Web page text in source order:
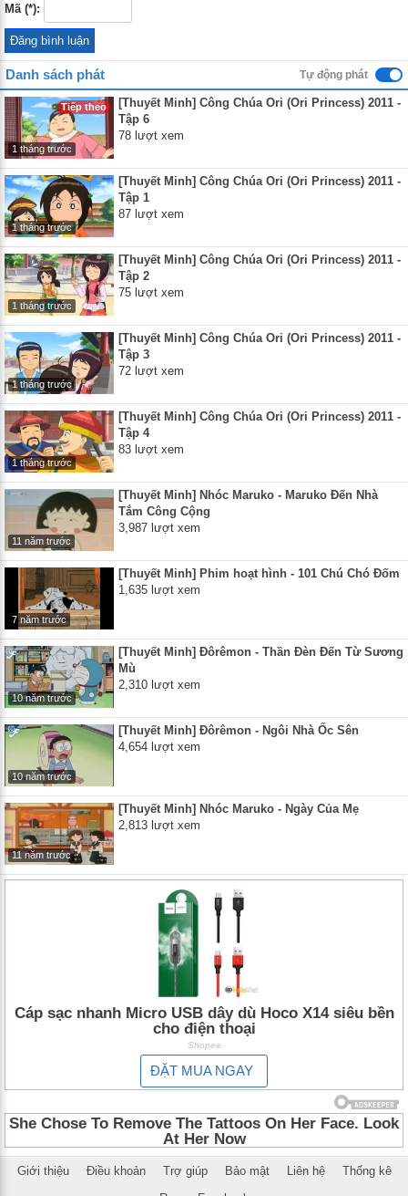
Mã (*):
Danh sách phát Tự động phát
Tiếp theo
1 tháng trước
[Thuyết Minh] Công Chúa Ori (Ori Princess) 2011 -
Tập 6
78 lượt xem
1 tháng trước
[Thuyết Minh] Công Chúa Ori (Ori Princess) 2011 -
Tập 1
87 lượt xem
1 tháng trước
[Thuyết Minh] Công Chúa Ori (Ori Princess) 2011 -
Tập 2
75 lượt xem
1 tháng trước
[Thuyết Minh] Công Chúa Ori (Ori Princess) 2011 -
Tập 3
72 lượt xem
1 tháng trước
[Thuyết Minh] Công Chúa Ori (Ori Princess) 2011 -
Tập 4
83 lượt xem
11 năm trước
[Thuyết Minh] Nhóc Maruko - Maruko Đến Nhà
Tắm Công Cộng
3,987 lượt xem
7 năm trước
[Thuyết Minh] Phim hoạt hình - 101 Chú Chó Đốm
1,635 lượt xem
10 năm trước
[Thuyết Minh] Đôrêmon - Thần Đèn Đến Từ Sương
Mù
2,310 lượt xem
10 năm trước
[Thuyết Minh] Đôrêmon - Ngôi Nhà Ốc Sên
4,654 lượt xem
11 năm trước
[Thuyết Minh] Nhóc Maruko - Ngày Của Mẹ
2,813 lượt xem
Cáp sạc nhanh Micro USB dây dù Hoco X14 siêu bền
cho điện thoại
Shopee
ĐẶT MUA NGAY
Giới thiệu Điều khoản Trợ giúp Bảo mật Liên hệ
Thống kê